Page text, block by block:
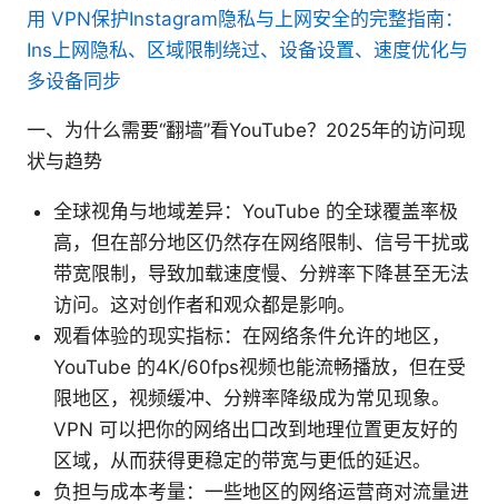
用 VPN保护Instagram隐私与上网安全的完整指南：
Ins上网隐私、区域限制绕过、设备设置、速度优化与
多设备同步
一、为什么需要“翻墙”看YouTube？2025年的访问现
状与趋势
全球视角与地域差异：YouTube 的全球覆盖率极
高，但在部分地区仍然存在网络限制、信号干扰或
带宽限制，导致加载速度慢、分辨率下降甚至无法
访问。这对创作者和观众都是影响。
观看体验的现实指标：在网络条件允许的地区，
YouTube 的4K/60fps视频也能流畅播放，但在受
限地区，视频缓冲、分辨率降级成为常见现象。
VPN 可以把你的网络出口改到地理位置更友好的
区域，从而获得更稳定的带宽与更低的延迟。
负担与成本考量：一些地区的网络运营商对流量进